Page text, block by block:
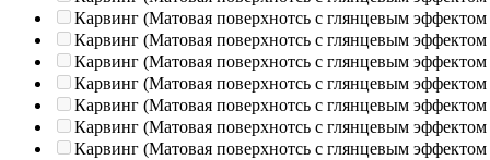
Карвинг (Матовая поверхнотсь с глянцевым эффектом
Карвинг (Матовая поверхнотсь с глянцевым эффектом
Карвинг (Матовая поверхнотсь с глянцевым эффектом
Карвинг (Матовая поверхнотсь с глянцевым эффектом
Карвинг (Матовая поверхнотсь с глянцевым эффектом
Карвинг (Матовая поверхнотсь с глянцевым эффектом
Карвинг (Матовая поверхнотсь с глянцевым эффектом